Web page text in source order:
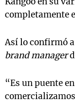
completamente
Así lo confirmó a
brand manager
“Es un puente